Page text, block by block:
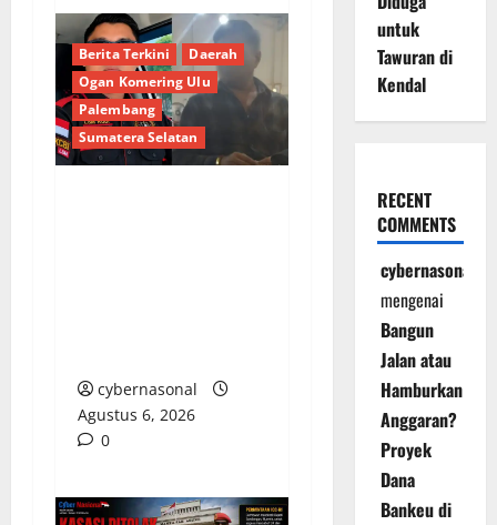
Berita Terkini
Daerah
Ogan Komering Ulu
Palembang
Sumatera Selatan
cybernasonal
Agustus 6, 2026
0
untuk
Tawuran di
Kendal
RECENT
COMMENTS
cybernasonal
mengenai
Bangun
Jalan atau
Hamburkan
Anggaran?
Proyek
Dana
Bankeu di